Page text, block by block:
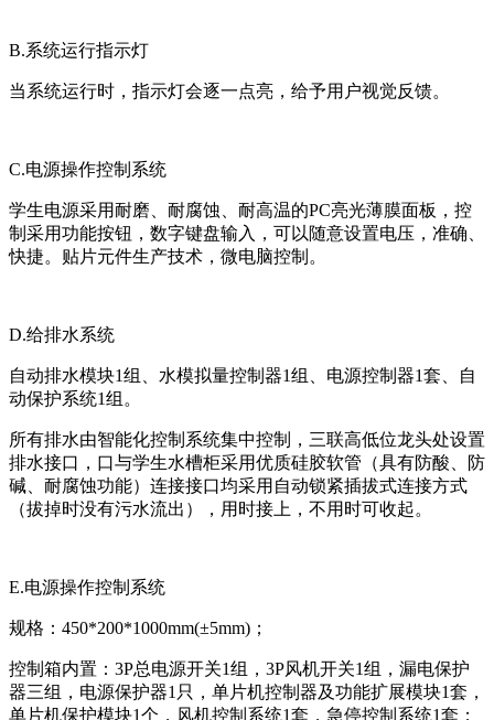
B.系统运行指示灯
当系统运行时，指示灯会逐一点亮，给予用户视觉反馈。
C.电源操作控制系统
学生电源采用耐磨、耐腐蚀、耐高温的PC亮光薄膜面板，控
制采用功能按钮，数字键盘输入，可以随意设置电压，准确、
快捷。贴片元件生产技术，微电脑控制。
D.给排水系统
自动排水模块1组、水模拟量控制器1组、电源控制器1套、自
动保护系统1组。
所有排水由智能化控制系统集中控制，三联高低位龙头处设置
排水接口，口与学生水槽柜采用优质硅胶软管（具有防酸、防
碱、耐腐蚀功能）连接接口均采用自动锁紧插拔式连接方式
（拔掉时没有污水流出），用时接上，不用时可收起。
E.电源操作控制系统
规格：450*200*1000mm(±5mm)；
控制箱内置：3P总电源开关1组，3P风机开关1组，漏电保护
器三组，电源保护器1只，单片机控制器及功能扩展模块1套，
单片机保护模块1个，风机控制系统1套，急停控制系统1套；